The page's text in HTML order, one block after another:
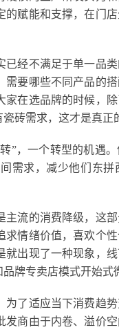
赋能和支撑，在门
经不满足于单一品
要哪些不同产品的
家在选品牌的时候，
砖需求，这才是真正
”，一个转型的机遇。
需求，减少他们东
流的消费降级，这
情绪价值，喜欢个
出现了一种现象，线
品牌专卖店模式开始式
为了适应当下消费趋
商由于内卷、溢价